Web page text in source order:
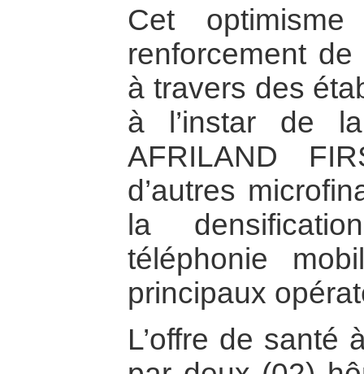
Cet
renforcement
à travers des
à l’instar de
AFRILAND
d’autres
la
téléphonie
principaux
L’offre de santé